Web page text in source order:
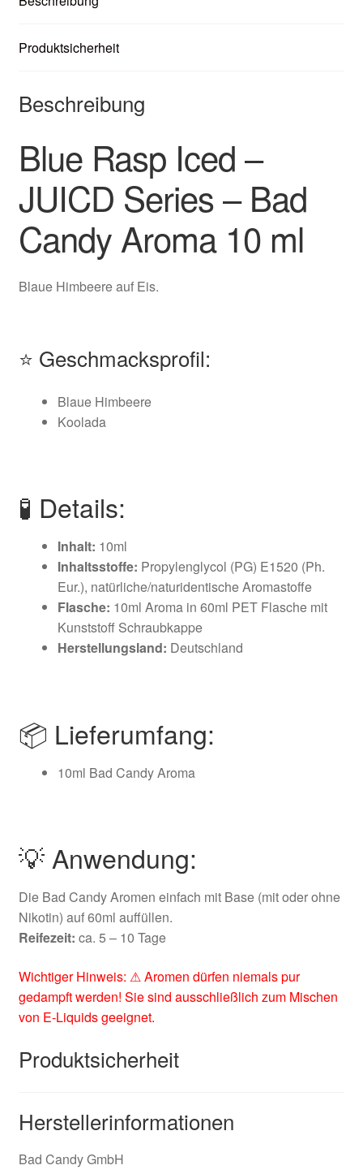
Produktsicherheit
Beschreibung
Blue Rasp Iced –
JUICD Series – Bad
Candy Aroma 10 ml
Blaue Himbeere auf Eis.
⭐ Geschmacksprofil:
Blaue Himbeere
Koolada
🧪 Details:
Inhalt: 10ml
Inhaltsstoffe: Propylenglycol (PG) E1520 (Ph.
Eur.), natürliche/naturidentische Aromastoffe
Flasche: 10ml Aroma in 60ml PET Flasche mit
Kunststoff Schraubkappe
Herstellungsland: Deutschland
📦 Lieferumfang:
10ml Bad Candy Aroma
💡 Anwendung:
Die Bad Candy Aromen einfach mit Base (mit oder ohne
Nikotin) auf 60ml auffüllen.
Reifezeit: ca. 5 – 10 Tage
Wichtiger Hinweis: ⚠ Aromen dürfen niemals pur
gedampft werden! Sie sind ausschließlich zum Mischen
von E-Liquids geeignet.
Produktsicherheit
Herstellerinformationen
Bad Candy GmbH